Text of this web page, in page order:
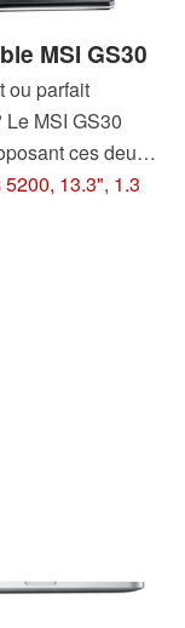
MSI GS30
ou parfait
MSI GS30
ces deux
critique vous
y parvient, ou
13.3", 1.3